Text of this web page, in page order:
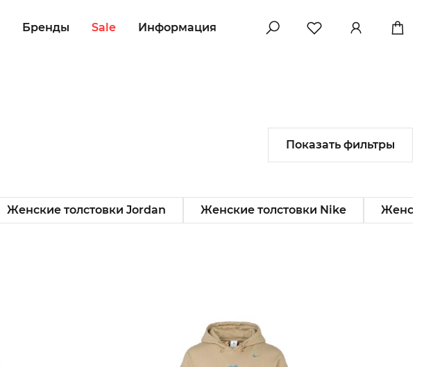
Бренды Sale Информация
Показать фильтры
Женские толстовки Jordan Женские толстовки Nike